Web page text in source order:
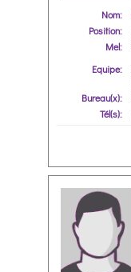
Nom:
Position:
Mel:
Equipe:
Bureau(x):
Tél(s):